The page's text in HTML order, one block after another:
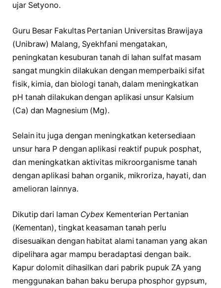
ujar Setyono.
Guru Besar Fakultas Pertanian Universitas Brawijaya
(Unibraw) Malang, Syekhfani mengatakan,
peningkatan kesuburan tanah di lahan sulfat masam
sangat mungkin dilakukan dengan memperbaiki sifat
fisik, kimia, dan biologi tanah, dalam meningkatkan
pH tanah dilakukan dengan aplikasi unsur Kalsium
(Ca) dan Magnesium (Mg).
Selain itu juga dengan meningkatkan ketersediaan
unsur hara P dengan aplikasi reaktif pupuk posphat,
dan meningkatkan aktivitas mikroorganisme tanah
dengan aplikasi bahan organik, mikroriza, hayati, dan
amelioran lainnya.
Dikutip dari laman Cybex Kementerian Pertanian
(Kementan), tingkat keasaman tanah perlu
disesuaikan dengan habitat alami tanaman yang akan
dipelihara agar mampu beradaptasi dengan baik.
Kapur dolomit dihasilkan dari pabrik pupuk ZA yang
menggunakan bahan baku berupa phosphor gypsum,